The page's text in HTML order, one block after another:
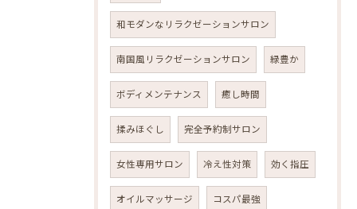
和モダンなリラクゼーションサロン
南国風リラクゼーションサロン 緑豊か
ボディメンテナンス 癒し時間
揉みほぐし 完全予約制サロン
女性専用サロン 冷え性対策 効く指圧
オイルマッサージ コスパ最強